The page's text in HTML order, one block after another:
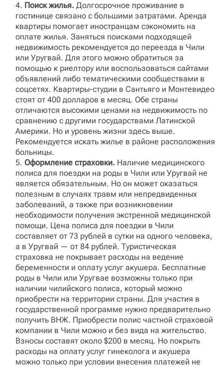
Поиск жилья. Долгосрочное проживание в
гостинице связано с большими затратами. Аренда
квартиры помогает иностранцам сэкономить на
оплате жилья. Заняться поисками подходящей
недвижимость рекомендуется до переезда в Чили
или Уругвай. Для этого можно обратиться за
помощью к риелтору или воспользоваться сайтами
объявлений либо тематическими сообществами в
соцсетях. Квартиры-студии в Сантьяго и Монтевидео
стоят от 400 долларов в месяц. Обе страны
отличаются высокими ценами на недвижимость по
сравнению с другими государствами Латинской
Америки. Но и уровень жизни здесь выше.
Рекомендуется искать жилье в районе расположения
больницы.
Оформление страховки. Наличие медицинского
полиса для поездки на роды в Чили или Уругвай не
является обязательным. Но он может оказаться
полезным в случаях травм или непредвиденных
заболеваний, а также при возникновении
необходимости получения экстренной медицинской
помощи. Цена полиса для поездки в Чили
составляет от 73 рублей в сутки на одного человека,
а в Уругвай — от 84 рублей. Туристическая
страховка не покрывает расходы на ведение
беременности и оплату услуг акушера. Бесплатные
роды в Чили или Уругвае возможны только при
наличии чилийского полиса, который можно
приобрести на территории страны. Для участия в
государственной программе нужно предварительно
получить ВНЖ. Приобрести полис частной страховой
компании в Чили можно и без вида на жительство.
Взносы составят около $200 в месяц. Но покрыть
расходы на оплату услуг гинеколога и акушера
можно только при условии внесения платежей не